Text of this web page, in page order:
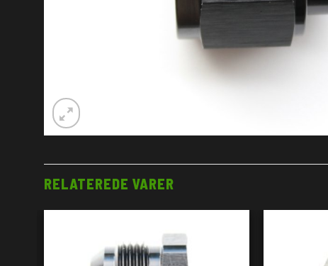
RELATEREDE VARER